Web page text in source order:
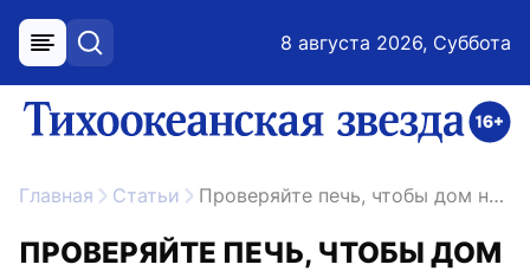
меню поиск 8 августа 2026, Суббота
ссылка на главную
Главная Статьи Проверяйте печь, чтобы дом не сжечь
ПРОВЕРЯЙТЕ ПЕЧЬ, ЧТОБЫ ДОМ